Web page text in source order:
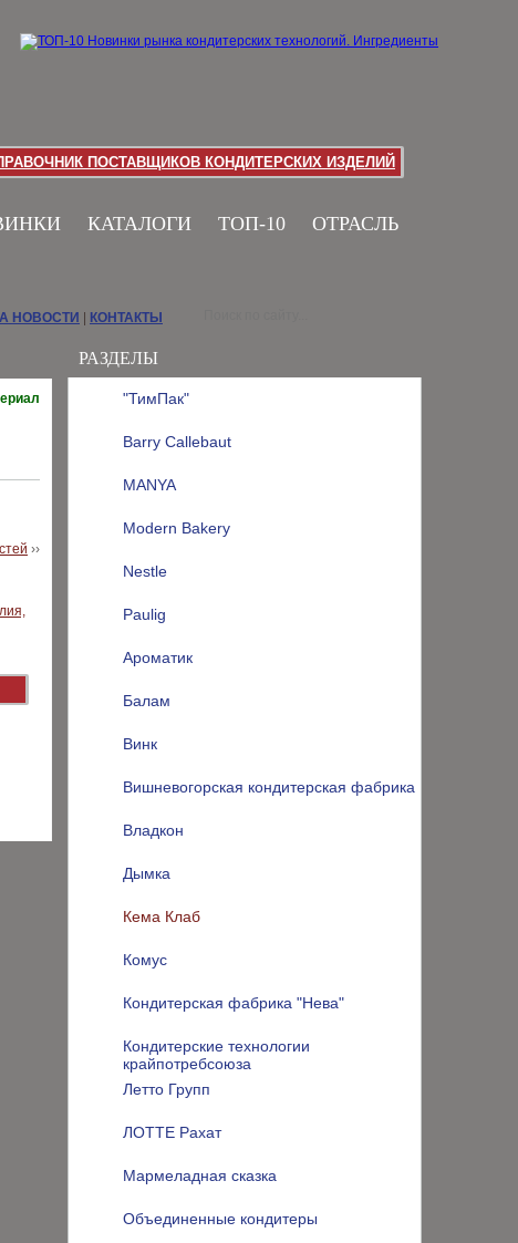
ПОСТАВЩИКОВ КОНДИТЕРСКИХ ИЗДЕЛИЙ
КАТАЛОГИ ТОП-10 ОТРАСЛЬ
РАЗДЕЛЫ
"ТимПак"
Barry Callebaut
MANYA
Modern Bakery
Nestle
Paulig
Ароматик
Балам
Винк
Вишневогорская кондитерская фабрика
Владкон
Дымка
Кема Клаб
Комус
Кондитерская фабрика "Нева"
Кондитерские технологии
крайпотребсоюза
Летто Групп
ЛОТТЕ Рахат
Мармеладная сказка
Объединенные кондитеры
НОВОСТИ КОНТАКТЫ
››